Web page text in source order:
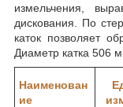
измельчения,
дискования. По
каток позволяет
Диаметр катка 506
Наименован
ие